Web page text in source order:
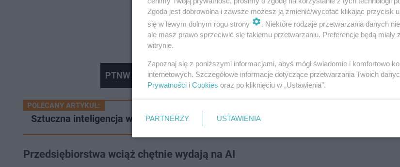
PTNW - Renata Kaznowska
POLECANY ARTYKUŁ:
Sztuczna inteligencja wybrała 5 najmodniejszych miast w Europie. Musisz pojecha…
Przedsiębiorstwa wciąż chętnie wydają na AI
Zgoda jest dobrowolna i zawsze możesz ją zmienić/wycofać klikając przycisk
się w lewym dolnym rogu strony
. Niektóre rodzaje przetwarzania danych
ale masz prawo sprzeciwić się takiemu przetwarzaniu. Preferencje będą miały
witrynie.
Zapoznaj się z poniższymi informacjami, abyś mógł świadomie i komfortowo
internetowych. Szczegółowe informacje dotyczące przetwarzania Twoich
Prywatności i Cookies oraz po kliknięciu w „Ustawienia”.
PARTNERZY USTAWIENIA